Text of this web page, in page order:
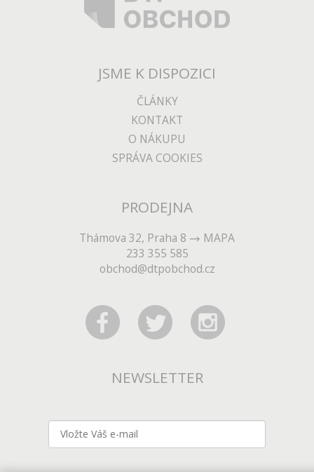
JSME K DISPOZICI
ČLÁNKY
KONTAKT
O NÁKUPU
SPRÁVA COOKIES
PRODEJNA
Thámova 32, Praha 8
MAPA
233 355 585
obchod@dtpobchod.cz
NEWSLETTER